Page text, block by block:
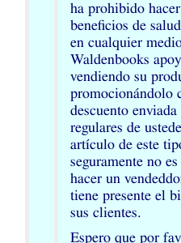
ha prohibido
beneficios de
en cualquier
Waldenbooks
vendiendo su
promocionándolo
descuento
regulares de
artículo de este
seguramente no
hacer un
tiene presente el
sus clientes.
Espero que por